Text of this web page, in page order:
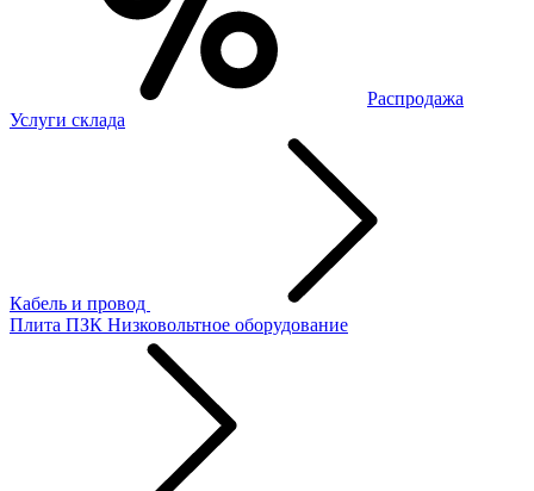
Распродажа
Услуги склада
Кабель и провод
Плита ПЗК Низковольтное оборудование